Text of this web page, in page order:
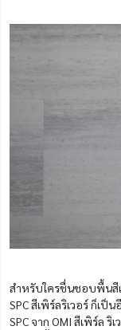
สำหรับใครชื่นชอบพื้นสี
SPC สีเพิร์ลริเวอร์ ก็เป็
SPC จาก OMI สีเพิร์ล ริ